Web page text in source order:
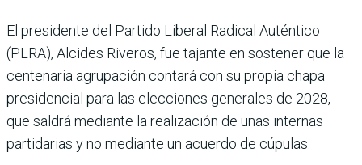
El presidente del Partido Liberal Radical Auténtico
(PLRA), Alcides Riveros, fue tajante en sostener que la
cen­tenaria agrupación contará con su propia chapa
presi­dencial para las elecciones generales de 2028,
que sal­drá mediante la realización de unas internas
partidarias y no mediante un acuerdo de cúpulas.